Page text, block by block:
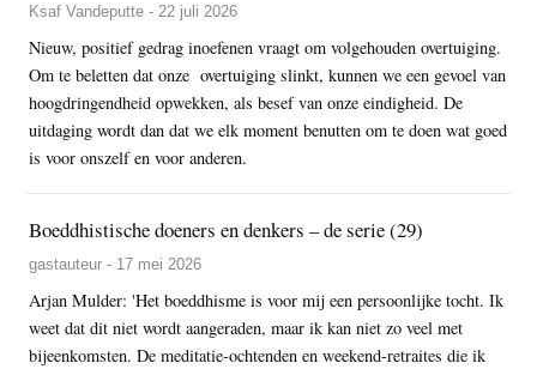
Ksaf Vandeputte - 22 juli 2026
Nieuw, positief gedrag inoefenen vraagt om volgehouden overtuiging.
Om te beletten dat onze overtuiging slinkt, kunnen we een gevoel van
hoogdringendheid opwekken, als besef van onze eindigheid. De
uitdaging wordt dan dat we elk moment benutten om te doen wat goed
is voor onszelf en voor anderen.
Boeddhistische doeners en denkers – de serie (29)
gastauteur - 17 mei 2026
Arjan Mulder: 'Het boeddhisme is voor mij een persoonlijke tocht. Ik
weet dat dit niet wordt aangeraden, maar ik kan niet zo veel met
bijeenkomsten. De meditatie-ochtenden en weekend-retraites die ik